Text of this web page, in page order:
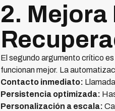
2. Mejora
El segundo argumento crítico es
funcionan mejor. La
Contacto inmediato:
Persistencia optimizada:
Personalización a escala: